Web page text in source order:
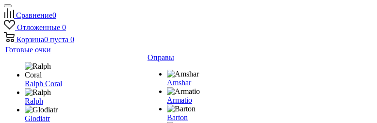
Сравнение0
Отложенные 0
Корзина0 пуста 0
Готовые очки
Ralph Coral
Ralph
Glodiatr
Оправы
Amshar
Armatio
Barton